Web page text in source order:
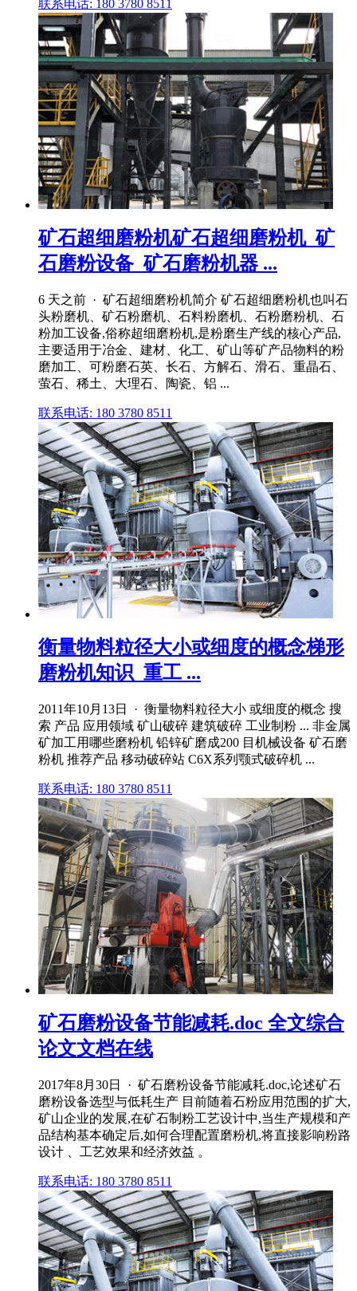
联系电话: 180 3780 8511
矿石超细磨粉机矿石超细磨粉机_矿
石磨粉设备_矿石磨粉机器 ...
6 天之前 · 矿石超细磨粉机简介 矿石超细磨粉机也叫石
头粉磨机、矿石粉磨机、石料粉磨机、石粉磨粉机、石
粉加工设备,俗称超细磨粉机,是粉磨生产线的核心产品,
主要适用于冶金、建材、化工、矿山等矿产品物料的粉
磨加工、可粉磨石英、长石、方解石、滑石、重晶石、
萤石、稀土、大理石、陶瓷、铝 ...
联系电话: 180 3780 8511
衡量物料粒径大小或细度的概念梯形
磨粉机知识_重工 ...
2011年10月13日 · 衡量物料粒径大小 或细度的概念 搜
索 产品 应用领域 矿山破碎 建筑破碎 工业制粉 ... 非金属
矿加工用哪些磨粉机 铅锌矿磨成200 目机械设备 矿石磨
粉机 推荐产品 移动破碎站 C6X系列颚式破碎机 ...
联系电话: 180 3780 8511
矿石磨粉设备节能减耗.doc 全文综合
论文文档在线
2017年8月30日 · 矿石磨粉设备节能减耗.doc,论述矿石
磨粉设备选型与低耗生产 目前随着石粉应用范围的扩大,
矿山企业的发展,在矿石制粉工艺设计中,当生产规模和产
品结构基本确定后,如何合理配置磨粉机,将直接影响粉路
设计 、工艺效果和经济效益 。
联系电话: 180 3780 8511